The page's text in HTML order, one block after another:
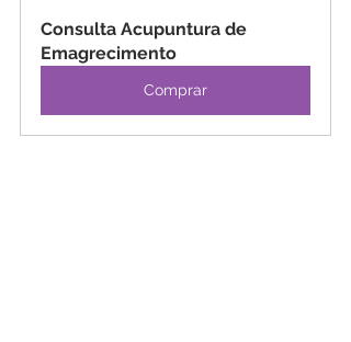
Consulta Acupuntura de
Emagrecimento
Comprar